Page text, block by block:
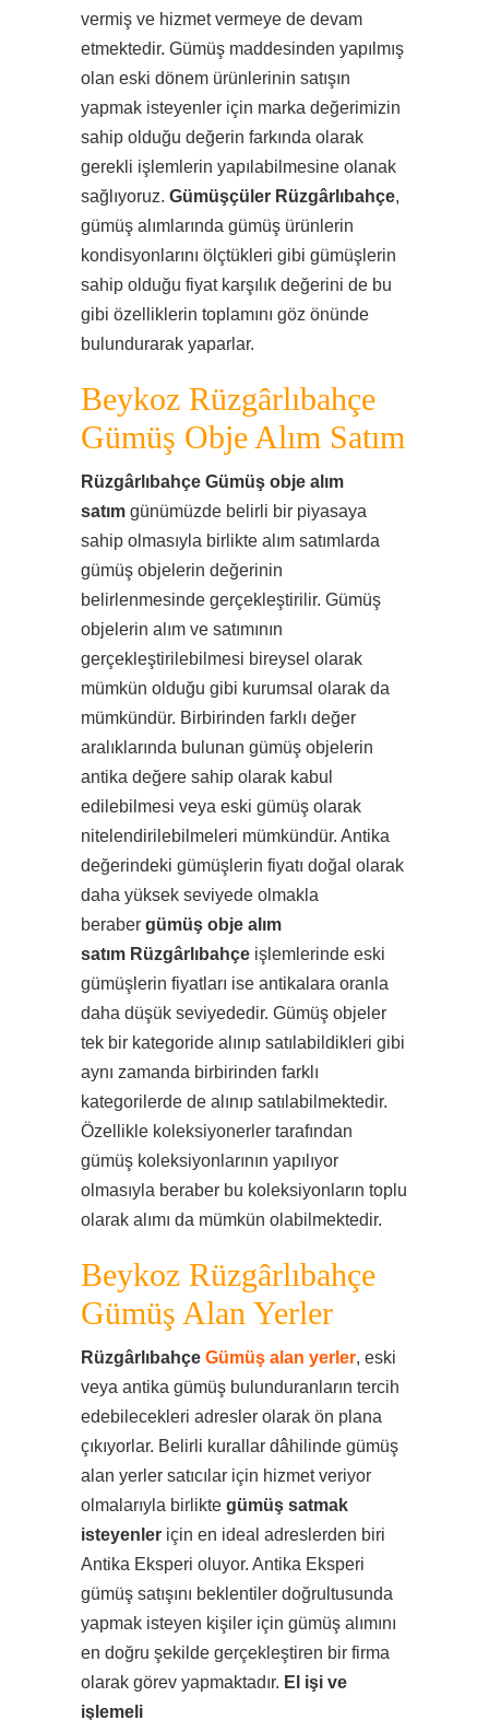
vermiş ve hizmet vermeye de devam
etmektedir. Gümüş maddesinden yapılmış
olan eski dönem ürünlerinin satışın
yapmak isteyenler için marka değerimizin
sahip olduğu değerin farkında olarak
gerekli işlemlerin yapılabilmesine olanak
sağlıyoruz. Gümüşçüler Rüzgârlıbahçe,
gümüş alımlarında gümüş ürünlerin
kondisyonlarını ölçtükleri gibi gümüşlerin
sahip olduğu fiyat karşılık değerini de bu
gibi özelliklerin toplamını göz önünde
bulundurarak yaparlar.
Beykoz Rüzgârlıbahçe
Gümüş Obje Alım Satım
Rüzgârlıbahçe Gümüş obje alım
satım günümüzde belirli bir piyasaya
sahip olmasıyla birlikte alım satımlarda
gümüş objelerin değerinin
belirlenmesinde gerçekleştirilir. Gümüş
objelerin alım ve satımının
gerçekleştirilebilmesi bireysel olarak
mümkün olduğu gibi kurumsal olarak da
mümkündür. Birbirinden farklı değer
aralıklarında bulunan gümüş objelerin
antika değere sahip olarak kabul
edilebilmesi veya eski gümüş olarak
nitelendirilebilmeleri mümkündür. Antika
değerindeki gümüşlerin fiyatı doğal olarak
daha yüksek seviyede olmakla
beraber gümüş obje alım
satım Rüzgârlıbahçe işlemlerinde eski
gümüşlerin fiyatları ise antikalara oranla
daha düşük seviyededir. Gümüş objeler
tek bir kategoride alınıp satılabildikleri gibi
aynı zamanda birbirinden farklı
kategorilerde de alınıp satılabilmektedir.
Özellikle koleksiyonerler tarafından
gümüş koleksiyonlarının yapılıyor
olmasıyla beraber bu koleksiyonların toplu
olarak alımı da mümkün olabilmektedir.
Beykoz Rüzgârlıbahçe
Gümüş Alan Yerler
Rüzgârlıbahçe Gümüş alan yerler, eski
veya antika gümüş bulunduranların tercih
edebilecekleri adresler olarak ön plana
çıkıyorlar. Belirli kurallar dâhilinde gümüş
alan yerler satıcılar için hizmet veriyor
olmalarıyla birlikte gümüş satmak
isteyenler için en ideal adreslerden biri
Antika Eksperi oluyor. Antika Eksperi
gümüş satışını beklentiler doğrultusunda
yapmak isteyen kişiler için gümüş alımını
en doğru şekilde gerçekleştiren bir firma
olarak görev yapmaktadır. El işi ve
işlemeli